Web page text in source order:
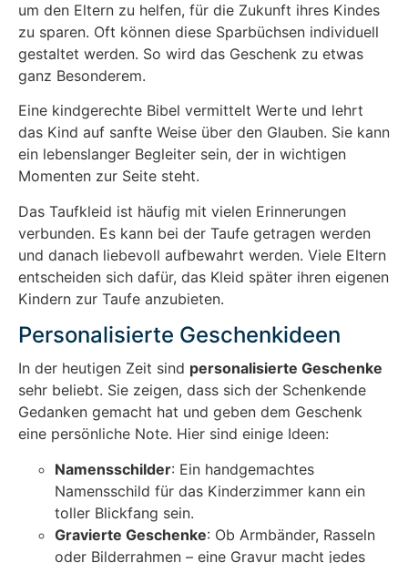
um den Eltern zu helfen, für die Zukunft ihres Kindes
zu sparen. Oft können diese Sparbüchsen individuell
gestaltet werden. So wird das Geschenk zu etwas
ganz Besonderem.
Eine kindgerechte Bibel vermittelt Werte und lehrt
das Kind auf sanfte Weise über den Glauben. Sie kann
ein lebenslanger Begleiter sein, der in wichtigen
Momenten zur Seite steht.
Das Taufkleid ist häufig mit vielen Erinnerungen
verbunden. Es kann bei der Taufe getragen werden
und danach liebevoll aufbewahrt werden. Viele Eltern
entscheiden sich dafür, das Kleid später ihren eigenen
Kindern zur Taufe anzubieten.
Personalisierte Geschenkideen
In der heutigen Zeit sind personalisierte Geschenke
sehr beliebt. Sie zeigen, dass sich der Schenkende
Gedanken gemacht hat und geben dem Geschenk
eine persönliche Note. Hier sind einige Ideen:
Namensschilder: Ein handgemachtes
Namensschild für das Kinderzimmer kann ein
toller Blickfang sein.
Gravierte Geschenke: Ob Armbänder, Rasseln
oder Bilderrahmen – eine Gravur macht jedes